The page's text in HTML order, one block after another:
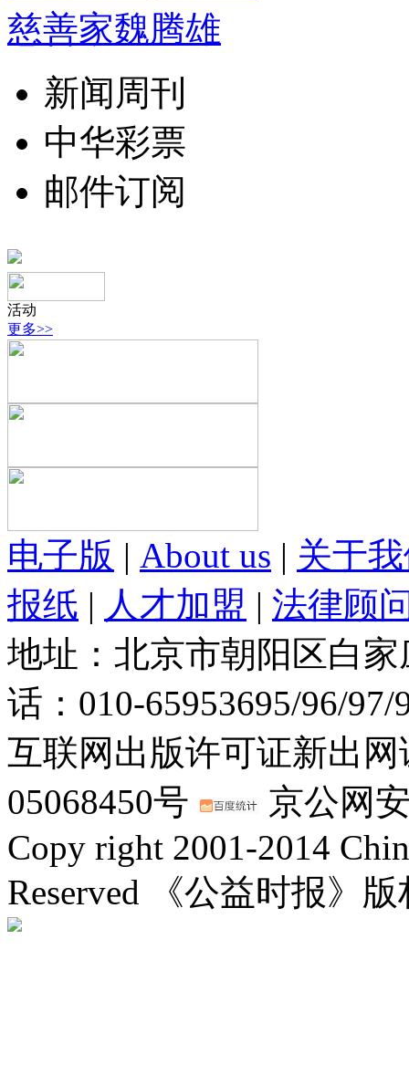
慈善家魏腾雄
新闻周刊
中华彩票
邮件订阅
活动
更多>>
电子版 | About us | 关于
报纸 | 人才加盟 | 法律顾
地址：北京市朝阳区白
话：010-65953695/96/
互联网出版许可证新出
05068450号
京公网
Copy right 2001-2014
Reserved 《公益时报》